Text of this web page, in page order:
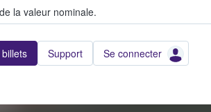
la valeur nominale.
Support Se connecter